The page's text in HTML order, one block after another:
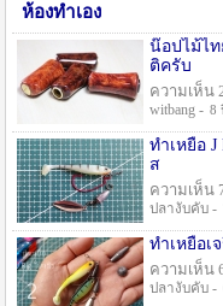
ห้องทำเอง
น๊อปไม้ไท
ติครับ
ความเห็น
witbang - 8
ทำเหยื่อ
ส
ความเห็น
ปลางับคับ -
ทำเหยื่อเ
ความเห็น
ปลางับคับ -